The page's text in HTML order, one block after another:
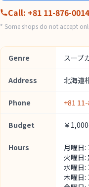
Call: +81 11-876-0014
* Some shops do not accept
Genre スープ
Address 北海道
Phone +81
Budget ￥
Hours
月曜日:
火曜日:
水曜日:
木曜日: